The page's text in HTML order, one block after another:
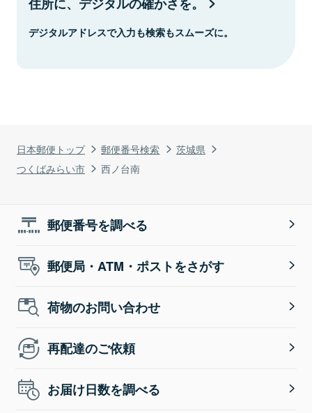
日本郵便トップ 郵便番号検索
茨城県
つくばみらい市
西ノ台南
デジタルアドレスで入力も検索もスムーズに。
郵便番号を調べる
郵便局・ATM・ポストをさがす
荷物のお問い合わせ
再配達のご依頼
お届け日数を調べる